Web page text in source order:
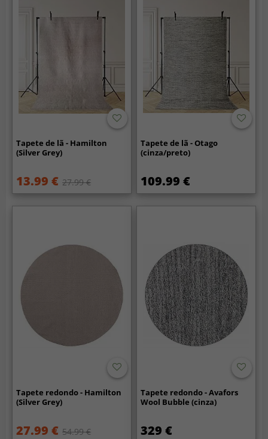
Tapete de lã - Hamilton
(Silver Grey)
13.99 € 27.99 €
Tapete de lã - Otago
(cinza/preto)
109.99 €
Tapete redondo - Hamilton
(Silver Grey)
27.99 € 54.99 €
Tapete redondo - Avafors
Wool Bubble (cinza)
329 €